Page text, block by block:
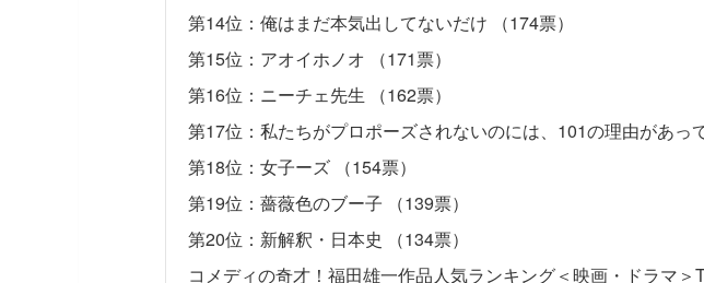
第14位：俺はまだ本気出してないだけ （174票）
第15位：アオイホノオ （171票）
第16位：ニーチェ先生 （162票）
第17位：私たちがプロポーズされないのには、101の理由があっ
第18位：女子ーズ （154票）
第19位：薔薇色のブー子 （139票）
第20位：新解釈・日本史 （134票）
コメディの奇才！福田雄一作品人気ランキング＜映画・ドラマ＞